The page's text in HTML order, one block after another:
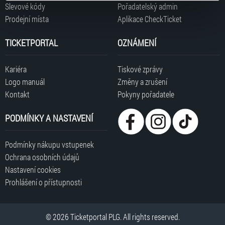
typy cookies používáme, naleznete níže. Možnosti
zpracování upravíte zaškrtnutím příslušné varianty. Svoji
„Cookies a jejich nastavení“.
Slevové kódy
Prodejní místa
Pořadatelský admin
Aplikace CheckTicket
TICKETPORTAL
Kariéra
Logo manuál
Kontakt
OZNÁMENÍ
Tiskové zprávy
Změny a zrušení
Pokyny pořadatele
PODMÍNKY A NASTAVENÍ
Podmínky nákupu vstupenek
Ochrana osobních údajů
Nastavení cookies
Prohlášení o přístupnosti
© 2026 Ticketportal PLG. All rights reserved.